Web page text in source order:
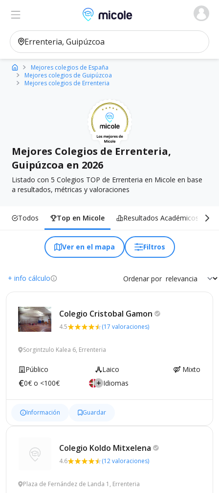
Micole, buscador de colegios
Ver en el mapa
Mejores colegios de España
Mejores colegios de Guipúzcoa
Mejores colegios de Errenteria
Mejores Colegios de Errenteria,
Guipúzcoa en 2026
Listado con 5 Colegios TOP de Errenteria en Micole en base
a resultados, métricas y valoraciones
Todos Top en Micole Resultados Académicos
Ver en el mapa Filtros
+ info cálculo Ordenar por
Colegio Cristobal Gamon
4.5 (17 valoraciones)
Sorgintzulo Kalea 6, Errenteria
Público Laico
Mixto
0€ o <100€
Idiomas
Información Guardar
Colegio Koldo Mitxelena
4.6 (12 valoraciones)
Plaza de Fernández de Landa 1, Errenteria